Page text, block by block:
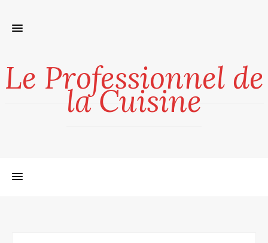
Le Professionnel de
la Cuisine